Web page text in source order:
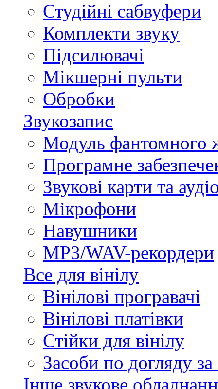
Студійні сабвуфери
Комплекти звуку
Підсилювачі
Мікшерні пульти
Обробки
Звукозапис
Модуль фантомного
Програмне
Звукові карти та
Мікрофони
Навушники
MP3/WAV-рекордери
Все для вінілу
Вінілові програвачі
Вінілові платівки
Стійки для вінілу
Засоби по догляду за
Інше звукове